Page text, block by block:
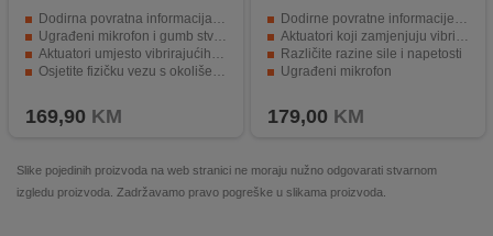
Dodirna povratna informacija i dinamički efekti okidača
Ugrađeni mikrofon i gumb stvori
Aktuatori umjesto vibrirajućih motora
Osjetite fizičku vezu s okolišem i opremom
169,90 KM
RedDodirne povratne informacije i dinamički efekti
Aktuatori koji zamjenjuju vibrirajuće motore
Različite razine sile i napetosti
Ugrađeni mikrofon
179,00 KM
Slike pojedinih proizvoda na web stranici ne moraju nužno odgovarati stvarnom
izgledu proizvoda. Zadržavamo pravo pogreške u slikama proizvoda.